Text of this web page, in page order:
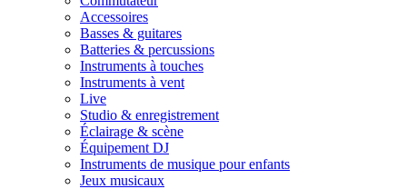
Accessoires
Basses & guitares
Batteries & percussions
Instruments à touches
Instruments à vent
Live
Studio & enregistrement
Éclairage & scène
Équipement DJ
Instruments de musique pour enfants
Jeux musicaux